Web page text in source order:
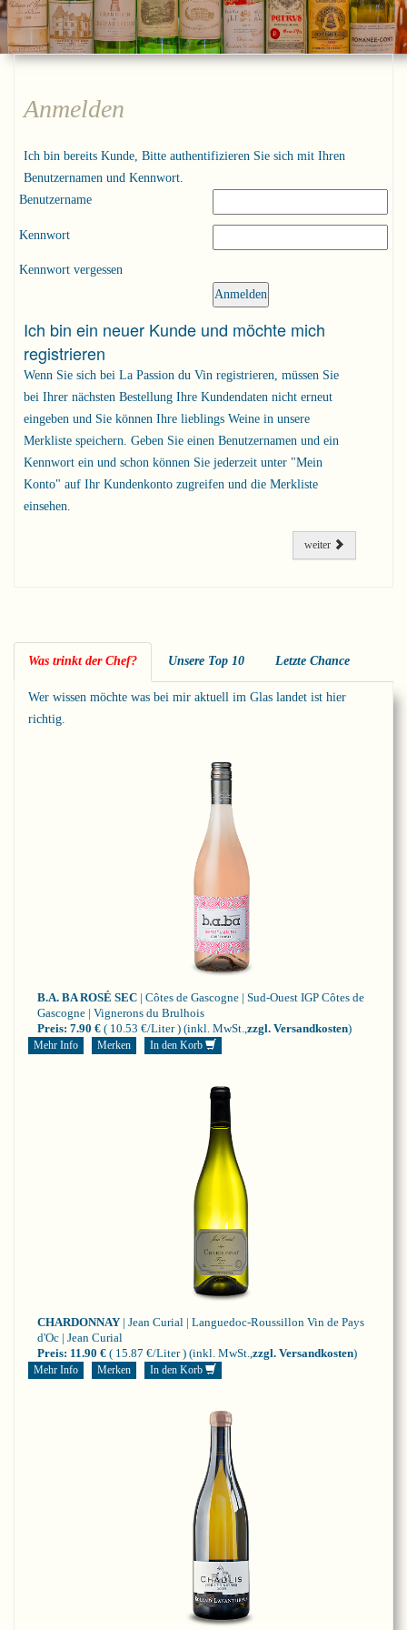
Anmelden
Ich bin bereits Kunde, Bitte authentifizieren Sie sich mit Ihren
Benutzernamen und Kennwort.
Benutzername
Kennwort
Kennwort vergessen
Ich bin ein neuer Kunde und möchte mich
registrieren
Wenn Sie sich bei La Passion du Vin registrieren, müssen Sie
bei Ihrer nächsten Bestellung Ihre Kundendaten nicht erneut
eingeben und Sie können Ihre lieblings Weine in unsere
Merkliste speichern. Geben Sie einen Benutzernamen und ein
Kennwort ein und schon können Sie jederzeit unter "Mein
Konto" auf Ihr Kundenkonto zugreifen und die Merkliste
einsehen.
weiter
Was trinkt der Chef? Unsere Top 10 Letzte Chance
Wer wissen möchte was bei mir aktuell im Glas landet ist hier
richtig.
B.A. BA ROSÉ SEC | Côtes de Gascogne | Sud-Ouest IGP Côtes de
Gascogne | Vignerons du Brulhois
Preis: 7.90 € ( 10.53 €/Liter ) (inkl. MwSt.,zzgl. Versandkosten)
Mehr Info Merken In den Korb
CHARDONNAY | Jean Curial | Languedoc-Roussillon Vin de Pays
d'Oc | Jean Curial
Preis: 11.90 € ( 15.87 €/Liter ) (inkl. MwSt., zzgl. Versandkosten)
Mehr Info Merken In den Korb